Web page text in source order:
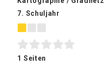
7. Schuljahr
1 Seiten